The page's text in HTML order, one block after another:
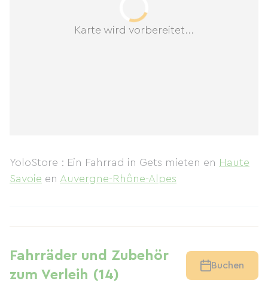
Karte wird vorbereitet...
YoloStore : Ein Fahrrad in Gets mieten en Haute
Savoie en Auvergne-Rhône-Alpes
Fahrräder und Zubehör
zum Verleih (14)
Buchen